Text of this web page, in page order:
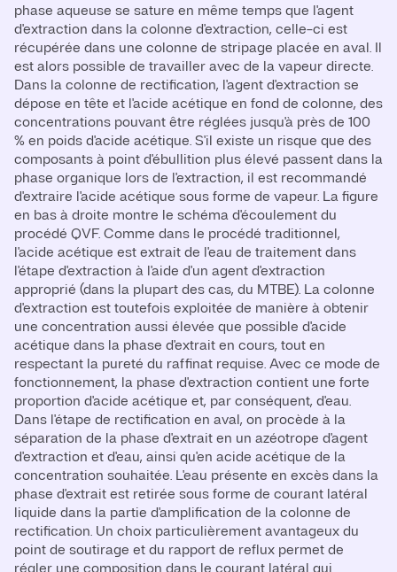
phase aqueuse se sature en même temps que l'agent
d'extraction dans la colonne d'extraction, celle-ci est
récupérée dans une colonne de stripage placée en aval. Il
est alors possible de travailler avec de la vapeur directe.
Dans la colonne de rectification, l'agent d'extraction se
dépose en tête et l'acide acétique en fond de colonne, des
concentrations pouvant être réglées jusqu'à près de 100
% en poids d'acide acétique. S'il existe un risque que des
composants à point d'ébullition plus élevé passent dans la
phase organique lors de l'extraction, il est recommandé
d'extraire l'acide acétique sous forme de vapeur. La figure
en bas à droite montre le schéma d'écoulement du
procédé QVF. Comme dans le procédé traditionnel,
l'acide acétique est extrait de l'eau de traitement dans
l'étape d'extraction à l'aide d'un agent d'extraction
approprié (dans la plupart des cas, du MTBE). La colonne
d'extraction est toutefois exploitée de manière à obtenir
une concentration aussi élevée que possible d'acide
acétique dans la phase d'extrait en cours, tout en
respectant la pureté du raffinat requise. Avec ce mode de
fonctionnement, la phase d'extraction contient une forte
proportion d'acide acétique et, par conséquent, d'eau.
Dans l'étape de rectification en aval, on procède à la
séparation de la phase d'extrait en un azéotrope d'agent
d'extraction et d'eau, ainsi qu'en acide acétique de la
concentration souhaitée. L'eau présente en excès dans la
phase d'extrait est retirée sous forme de courant latéral
liquide dans la partie d'amplification de la colonne de
rectification. Un choix particulièrement avantageux du
point de soutirage et du rapport de reflux permet de
régler une composition dans le courant latéral qui